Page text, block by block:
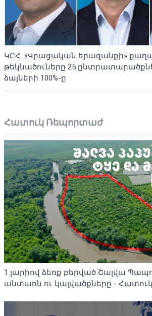
ԿԸՀ. «Վրացական երազանքի»
թեկնածուները 25
ձայների 100%-ը
Հատուկ Ռեպորտաժ
1 լարիով ձեռք բերված Շալվա
անտառն ու կալվածքները -